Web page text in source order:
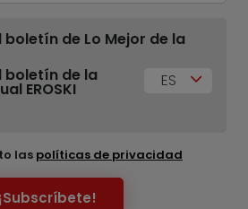
de Lo Mejor de la
boletín de la
EROSKI ES
las políticas de privacidad
¡Subscríbete!